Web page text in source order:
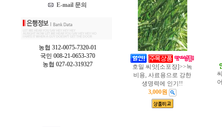
E-mail 문의
농협 312-0075-7320-01
국민 008-21-0653-370
농협 027-02-319327
호밀 씨앗[소포장]>>녹
비용, 사료용으로 강한
생명력에 인기!!
3,000원